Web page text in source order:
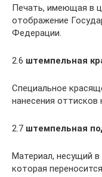
Печать, имеющая в
отображение
Федерации.
2.6 штемпельная
Специальное
нанесения
2.7 штемпельная
Материал, несущий
которая